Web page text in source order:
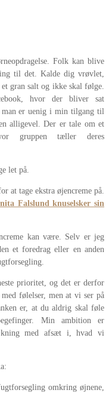
Folk kan blive
til det. Kalde dig vrøvlet,
gran salt og ikke skal følge.
hvor der bliver sat
man er uenig i min tilgang til
alligevel. Der er tale om et
gruppen tæller deres
let på.
at tage ekstra øjencreme på.
Falslund knuselsker sin
kan være. Selv er jeg
et foredrag eller en anden
prioritet, og det er derfor
følelser, men at vi ser på
er, at du aldrig skal føle
Min ambition er
med afsæt i, hvad vi
omkring øjnene,